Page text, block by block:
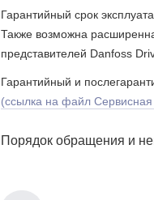
Гарантийный срок
Также возможна
представителей Danfoss
Гарантийный и
(ссылка на файл Сервисная
Порядок обращения и